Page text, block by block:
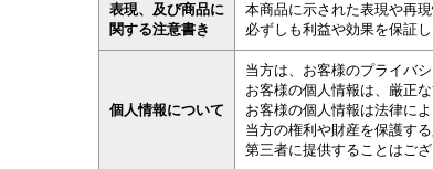
表現、及び商品に
関する注意書き
本商品に示された表現や再現
必ずしも利益や効果を保証
個人情報について
当方は、お客様のプライバ
お客様の個人情報は、厳正
お客様の個人情報は法律に
当方の権利や財産を保護す
第三者に提供することはござ